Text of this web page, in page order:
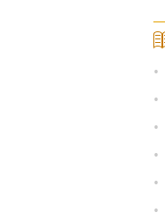
•
•
•
•
•
•